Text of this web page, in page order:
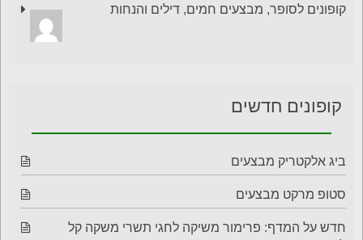
קופונים לסופר, מבצעים חמים, דילים והנחות
קופונים חדשים
ביג אלקטריק מבצעים
סטופ מרקט מבצעים
חדש על המדף: פרימור משיקה לחגי תשרי משקה קל